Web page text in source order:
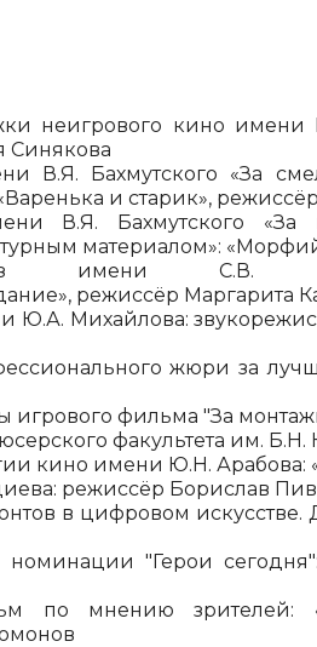
неигрового кино имени
Синякова
В.Я. Бахмутского «За
и старик»,
В.Я. Бахмутского «За
материалом»:
имени С.В.
режиссёр Маргарита
Михайлова:
жюри за
фильма "За
факультета им. Б.Н.
кино имени Ю.Н. Арабова:
режиссёр Борислав
в цифровом
"Герои
по мнению зрителей: